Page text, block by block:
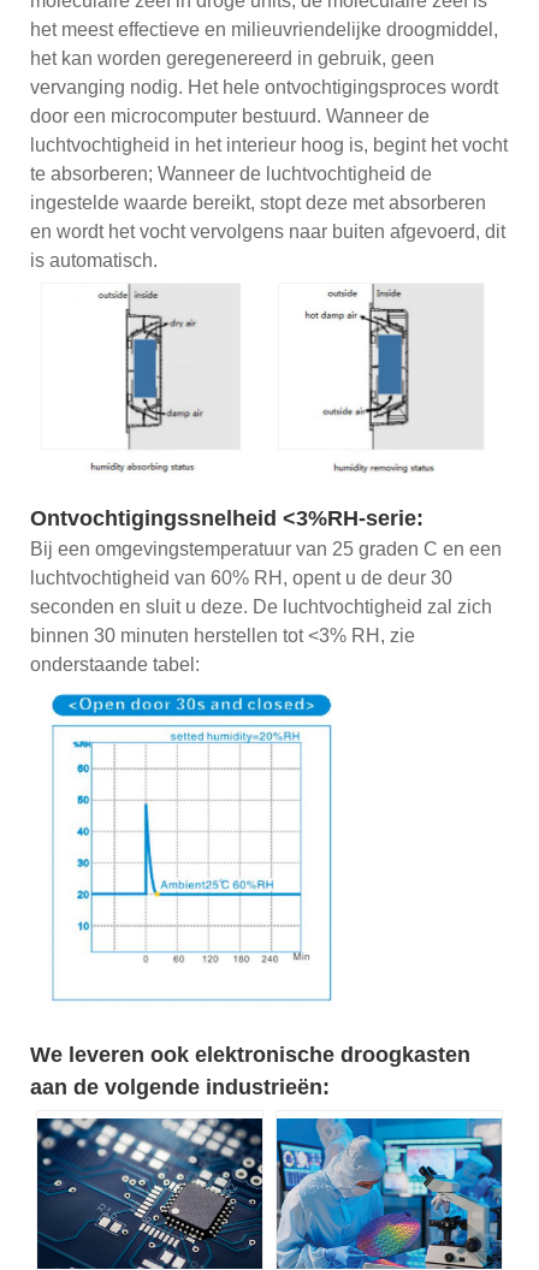
het meest effectieve en milieuvriendelijke droogmiddel,
het kan worden geregenereerd in gebruik, geen
vervanging nodig. Het hele ontvochtigingsproces wordt
door een microcomputer bestuurd. Wanneer de
luchtvochtigheid in het interieur hoog is, begint het vocht
te absorberen; Wanneer de luchtvochtigheid de
ingestelde waarde bereikt, stopt deze met absorberen
en wordt het vocht vervolgens naar buiten afgevoerd, dit
is automatisch.
Ontvochtigingssnelheid <3%RH-serie:
Bij een omgevingstemperatuur van 25 graden C en een
luchtvochtigheid van 60% RH, opent u de deur 30
seconden en sluit u deze. De luchtvochtigheid zal zich
binnen 30 minuten herstellen tot <3% RH, zie
onderstaande tabel:
We leveren ook elektronische droogkasten
aan de volgende industrieën: